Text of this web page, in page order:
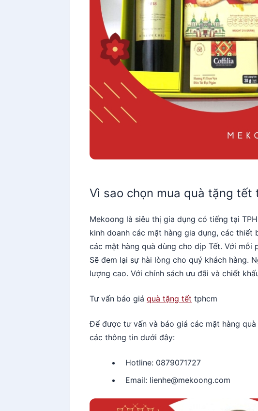
Vì sao chọn mua quà tặng
Mekoong là siêu thị gia dụng có tiếng tại
kinh doanh các mặt hàng gia dụng, các
các mặt hàng quà dùng cho dịp Tết. Với mỗi
Sẽ đem lại sự hài lòng cho quý khách hàng.
lượng cao. Với chính sách ưu đãi và chiết
Tư vấn báo giá quà tặng tết tphcm
Để được tư vấn và báo giá các mặt hàng
các thông tin dưới đây:
Hotline: 0879071727
Email: lienhe@mekoong.com